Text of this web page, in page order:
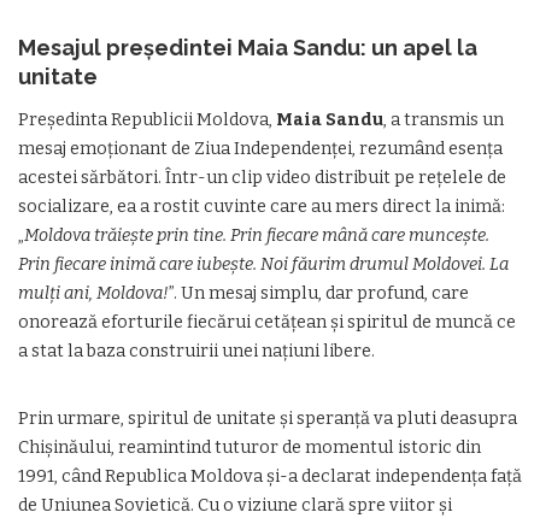
Mesajul președintei Maia Sandu: un apel la
unitate
Președinta Republicii Moldova, Maia Sandu, a transmis un
mesaj emoționant de Ziua Independenței, rezumând esența
acestei sărbători. Într-un clip video distribuit pe rețelele de
socializare, ea a rostit cuvinte care au mers direct la inimă:
„Moldova trăiește prin tine. Prin fiecare mână care muncește.
Prin fiecare inimă care iubește. Noi făurim drumul Moldovei. La
mulți ani, Moldova!”. Un mesaj simplu, dar profund, care
onorează eforturile fiecărui cetățean și spiritul de muncă ce
a stat la baza construirii unei națiuni libere.
Prin urmare, spiritul de unitate și speranță va pluti deasupra
Chișinăului, reamintind tuturor de momentul istoric din
1991, când Republica Moldova și-a declarat independența față
de Uniunea Sovietică. Cu o viziune clară spre viitor și